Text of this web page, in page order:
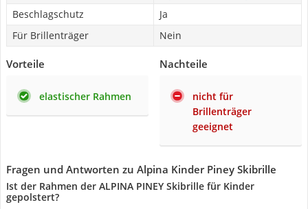
Beschlagschutz
Ja
Für Brillenträger
Nein
Vorteile
elastischer Rahmen
Nachteile
nicht für
Brillenträger
geeignet
Fragen und Antworten zu Alpina Kinder Piney Skibrille
Ist der Rahmen der ALPINA PINEY Skibrille für Kinder
gepolstert?